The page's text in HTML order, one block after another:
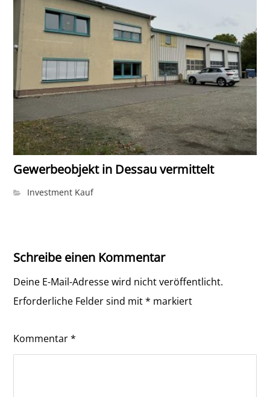
Gewerbeobjekt in Dessau vermittelt
Investment Kauf
Schreibe einen Kommentar
Deine E-Mail-Adresse wird nicht veröffentlicht.
Erforderliche Felder sind mit* markiert
Kommentar*